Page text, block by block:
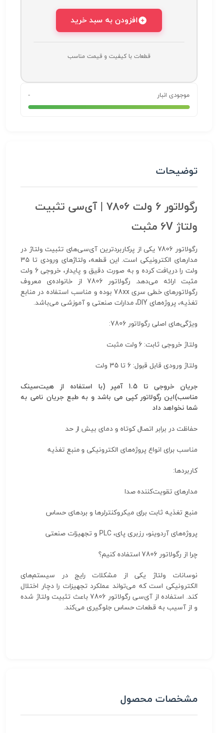
افزودن به سبد خرید
قطعات با کیفیت و قیمت مناسب
موجودی انبار -
توضیحات
رگولاتور 6 ولت 7806 | آی‌سی تثبیت
ولتاژ 6V مثبت
رگولاتور 7806 یکی از پرکاربردترین آی‌سی‌های تثبیت ولتاژ در
مدارهای الکترونیکی است. این قطعه، ولتاژهای ورودی تا ۳۵
ولت را دریافت کرده و به صورت دقیق و پایدار، خروجی 6 ولت
مثبت ارائه می‌دهد. رگولاتور 7806 از خانواده‌ی معروف
رگولاتورهای خطی سری 78xx بوده و مناسب استفاده در منابع
تغذیه، پروژه‌های DIY، مدارات صنعتی و آموزشی می‌باشد.
ویژگی‌های اصلی رگولاتور 7806:
ولتاژ خروجی ثابت: 6 ولت مثبت
ولتاژ ورودی قابل قبول: 6 تا 35 ولت
جریان خروجی تا 1.5 آمپر (با استفاده از هیت‌سینک
مناسب)این رگولاتور کپی می باشد و به طبع جریان نامی به
شما نخواهد داد
حفاظت در برابر اتصال کوتاه و دمای بیش از حد
مناسب برای انواع پروژه‌های الکترونیکی و منبع تغذیه
کاربردها:
مدارهای تقویت‌کننده صدا
منبع تغذیه ثابت برای میکروکنترلرها و بردهای حساس
پروژه‌های آردوینو، رزبری پای، PLC و تجهیزات صنعتی
چرا از رگولاتور 7806 استفاده کنیم؟
نوسانات ولتاژ یکی از مشکلات رایج در سیستم‌های
الکترونیکی است که می‌تواند عملکرد تجهیزات را دچار اختلال
کند. استفاده از آی‌سی رگولاتور 7806 باعث تثبیت ولتاژ شده
و از آسیب به قطعات حساس جلوگیری می‌کند.
مشخصات محصول